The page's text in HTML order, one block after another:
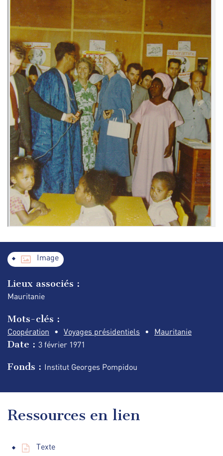
Image
Lieux associés :
Mauritanie
Mots-clés :
Coopération Voyages présidentiels Mauritanie
Date : 3 février 1971
Fonds : Institut Georges Pompidou
Ressources en lien
Texte